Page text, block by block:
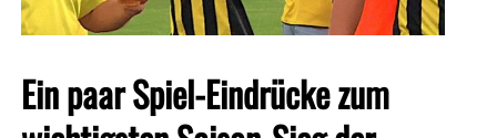
Ein paar Spiel-Eindrücke zum